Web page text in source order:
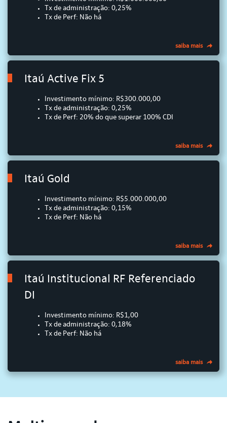
Tx de administração: 0,25%
Tx de Perf: Não há
saiba mais
Itaú Active Fix 5
Investimento mínimo: R$300.000,00
Tx de administração: 0,25%
Tx de Perf: 20% do que superar 100% CDI
saiba mais
Itaú Gold
Investimento mínimo: R$5.000.000,00
Tx de administração: 0,15%
Tx de Perf: Não há
saiba mais
Itaú Institucional RF Referenciado
DI
Investimento mínimo: R$1,00
Tx de administração: 0,18%
Tx de Perf: Não há
saiba mais